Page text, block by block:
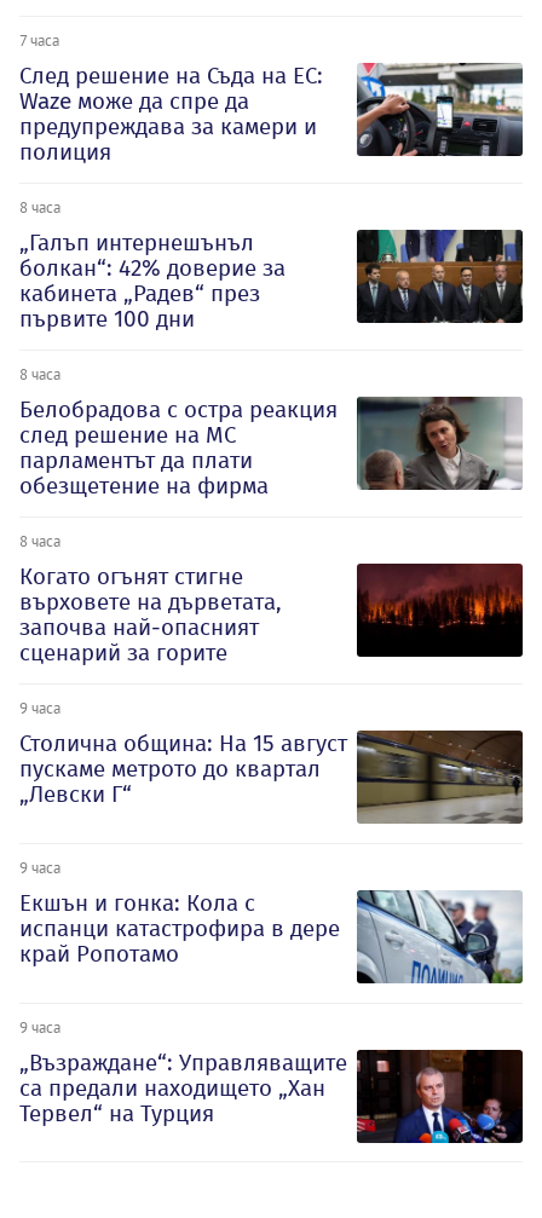
7 часа
След решение на Съда на ЕС:
Waze може да спре да
предупреждава за камери и
полиция
8 часа
„Галъп интернешънъл
болкан“: 42% доверие за
кабинета „Радев“ през
първите 100 дни
8 часа
Белобрадова с остра реакция
след решение на МС
парламентът да плати
обезщетение на фирма
8 часа
Когато огънят стигне
върховете на дърветата,
започва най-опасният
сценарий за горите
9 часа
Столична община: На 15 август
пускаме метрото до квартал
„Левски Г“
9 часа
Екшън и гонка: Кола с
испанци катастрофира в дере
край Ропотамо
9 часа
„Възраждане“: Управляващите
са предали находището „Хан
Тервел“ на Турция